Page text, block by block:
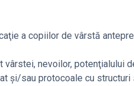
a copiilor de vârstă
vârstei, nevoilor,
şi/sau protocoale cu